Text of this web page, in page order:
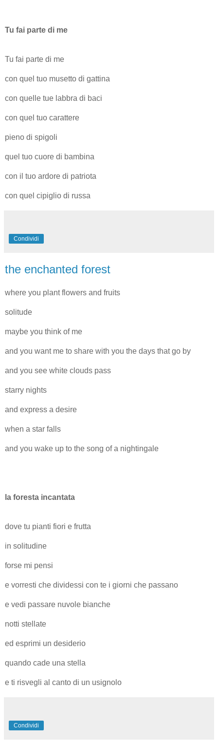
Tu fai parte di me
Tu fai parte di me
con quel tuo musetto di gattina
con quelle tue labbra di baci
con quel tuo carattere
pieno di spigoli
quel tuo cuore di bambina
con il tuo ardore di patriota
con quel cipiglio di russa
Condividi
the enchanted forest
where you plant flowers and fruits
solitude
maybe you think of me
and you want me to share with you the days that go by
and you see white clouds pass
starry nights
and express a desire
when a star falls
and you wake up to the song of a nightingale
la foresta incantata
dove tu pianti fiori e frutta
in solitudine
forse mi pensi
e vorresti che dividessi con te i giorni che passano
e vedi passare nuvole bianche
notti stellate
ed esprimi un desiderio
quando cade una stella
e ti risvegli al canto di un usignolo
Condividi